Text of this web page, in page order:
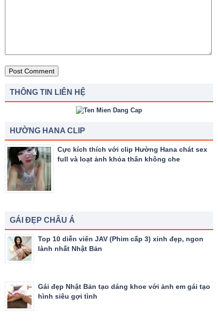
THÔNG TIN LIÊN HỆ
HƯỜNG HANA CLIP
Cực kích thích với clip Hường Hana chát sex
full và loạt ảnh khỏa thân không che
GÁI ĐẸP CHÂU Á
Top 10 diễn viên JAV (Phim cấp 3) xinh đẹp, ngon
lành nhất Nhật Bản
Gái đẹp Nhật Bản tạo dáng khoe với ảnh em gái tạo
hình siêu gợi tình